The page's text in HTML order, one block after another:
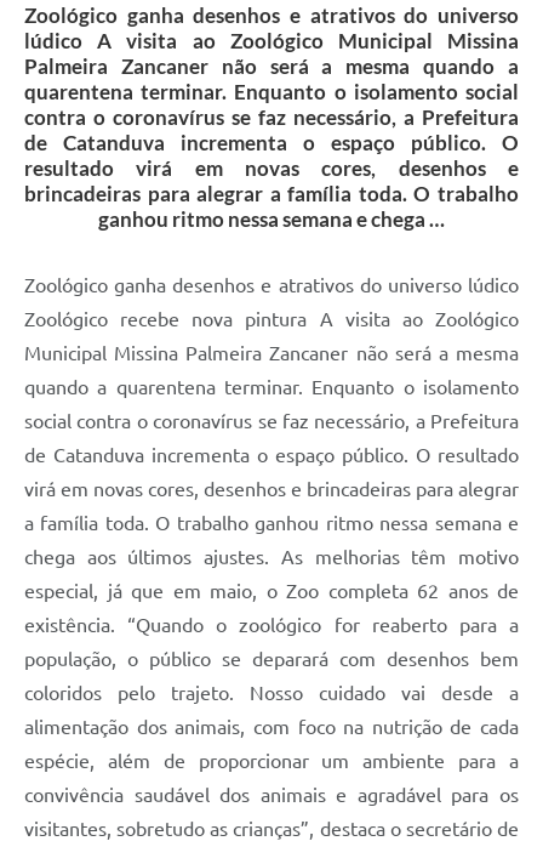
Contato
Editais
Zoológico ganha desenhos e atrativos do universo
lúdico A visita ao Zoológico Municipal Missina
Palmeira Zancaner não será a mesma quando a
quarentena terminar. Enquanto o isolamento social
contra o coronavírus se faz necessário, a Prefeitura
de Catanduva incrementa o espaço público. O
resultado virá em novas cores, desenhos e
brincadeiras para alegrar a família toda. O trabalho
ganhou ritmo nessa semana e chega …
Zoológico ganha desenhos e atrativos do universo lúdico
Zoológico recebe nova pintura A visita ao Zoológico
Municipal Missina Palmeira Zancaner não será a mesma
quando a quarentena terminar. Enquanto o isolamento
social contra o coronavírus se faz necessário, a Prefeitura
de Catanduva incrementa o espaço público. O resultado
virá em novas cores, desenhos e brincadeiras para alegrar
a família toda. O trabalho ganhou ritmo nessa semana e
chega aos últimos ajustes. As melhorias têm motivo
especial, já que em maio, o Zoo completa 62 anos de
existência. “Quando o zoológico for reaberto para a
população, o público se deparará com desenhos bem
coloridos pelo trajeto. Nosso cuidado vai desde a
alimentação dos animais, com foco na nutrição de cada
espécie, além de proporcionar um ambiente para a
convivência saudável dos animais e agradável para os
visitantes, sobretudo as crianças”, destaca o secretário de